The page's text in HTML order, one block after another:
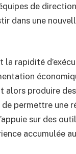
de
dans une
rapidité
alors produire
permettre une
sur des
accumulée